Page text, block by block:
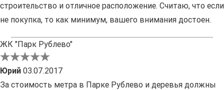
строительство и отличное расположение. Считаю, что если
не покупка, то как минимум, вашего внимания достоен.
ЖК "Парк Рублево"
Юрий 03.07.2017
За стоимость метра в Парке Рублево и деревья должны